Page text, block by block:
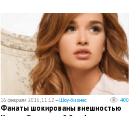
16 февраля 2016, 11:12 —Шоу-бизнес 400
Фанаты шокированы внешностью